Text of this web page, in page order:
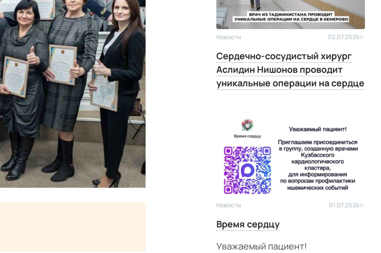
Новости 02.07.2026 г.
Сердечно-сосудистый хирург
Аслидин Нишонов проводит
уникальные операции на сердце
Новости 01.07.2026 г.
Время сердцу
Уважаемый пациент!